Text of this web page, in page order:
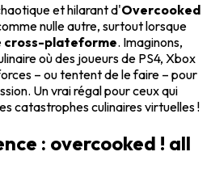
et hilarant d'Overcooked
nulle autre, surtout lorsque
cross-plateforme. Imaginons,
où des joueurs de PS4, Xbox
– ou tentent de le faire – pour
Un vrai régal pour ceux qui
catastrophes culinaires virtuelles !
: overcooked ! all